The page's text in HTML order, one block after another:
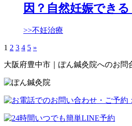
因？自然妊娠できる
>>不妊治療
1 2 3 4 5 »
大阪府豊中市｜ぽん鍼灸院へのお問